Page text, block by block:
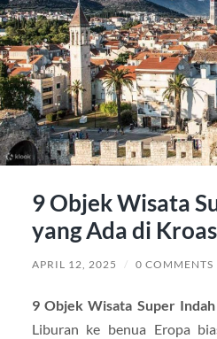
9 Objek Wisata
yang Ada di
APRIL 12, 2025 / 0 COMMENTS
9 Objek Wisata Super
Liburan ke benua Eropa